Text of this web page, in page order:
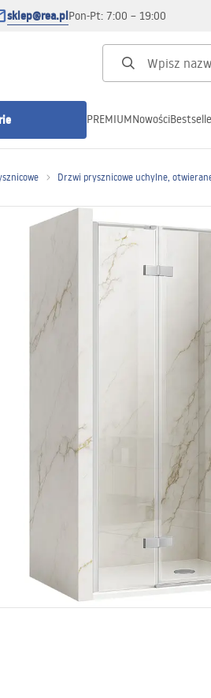
sklep@rea.plPon-Pt: 7:00 – 19:00
łazienkowe
PREMIUMNowości
Drzwi prysznicowe uchylne,